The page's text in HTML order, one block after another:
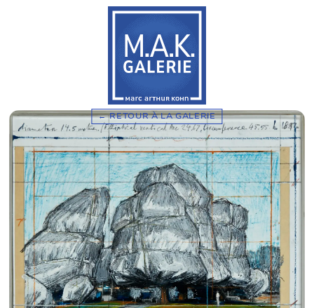
RETOUR À LA GALERIE